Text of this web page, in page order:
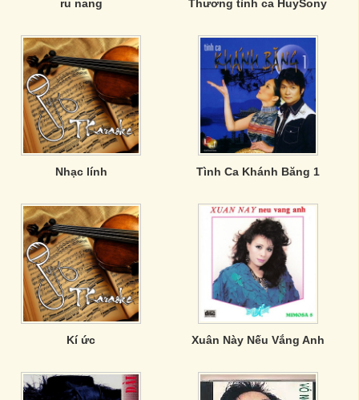
ru nang Thương tình ca HuySony
Nhạc lính Tình Ca Khánh Băng 1
Kí ức Xuân Này Nếu Vắng Anh